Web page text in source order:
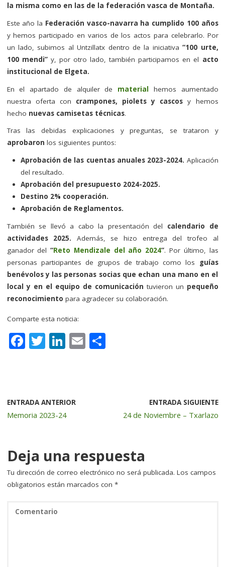
la misma como en las de la federación vasca de Montaña.
Este año la Federación vasco-navarra ha cumplido 100 años
y hemos participado en varios de los actos para celebrarlo. Por
un lado, subimos al Untzillatx dentro de la iniciativa“100 urte,
100 mendi”y, por otro lado, también participamos en el acto
institucional de Elgeta.
En el apartado de alquiler de material
hemos aumentado
nuestra oferta con crampones, piolets y cascos y hemos
hecho nuevas camisetas técnicas.
Tras las debidas explicaciones y preguntas, se trataron y
aprobaron los siguientes puntos:
Aprobación de las cuentas anuales 2023-2024. Aplicación
del resultado.
Aprobación del presupuesto 2024-2025.
Destino 2% cooperación.
Aprobación de Reglamentos.
También se llevó a cabo la presentación del calendario de
actividades 2025. Además, se hizo entrega del trofeo al
ganador del“Reto Mendizale del año 2024”. Por último, las
personas participantes de grupos de trabajo como los guías
benévolos y las personas socias que echan una mano en el
local y en el equipo de comunicación tuvieron un pequeño
reconocimiento para agradecer su colaboración.
Comparte esta noticia:
F
b
o
k
T
r
Li
dI
n
E C
ENTRADA ANTERIOR
Memoria 2023-24
ENTRADA SIGUIENTE
24 de Noviembre – Txarlazo
Deja una respuesta
Tu dirección de correo electrónico no será publicada. Los campos
obligatorios están marcados con *